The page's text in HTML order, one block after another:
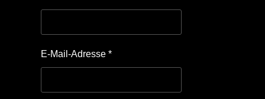
E-Mail-Adresse *